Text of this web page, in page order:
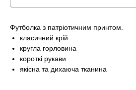
Футболка з патріотичним принтом.
класичний крій
кругла горловина
короткі рукави
якісна та дихаюча тканина